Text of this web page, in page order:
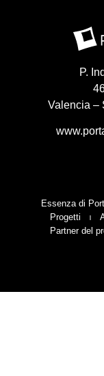
P.
Valencia –
Essenza di
Progetti
Partner del